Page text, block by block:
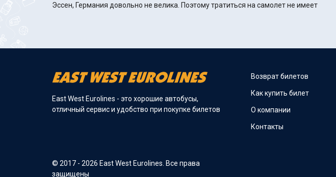
Эссен, Германия довольно не велика. Поэтому тратиться на самолет не имеет
East West Eurolines - это хорошие автобусы,
отличный сервис и удобство при покупке билетов
© 2017 - 2026 East West Eurolines. Все права
защищены
Возврат билетов
Как купить билет
О компании
Контакты